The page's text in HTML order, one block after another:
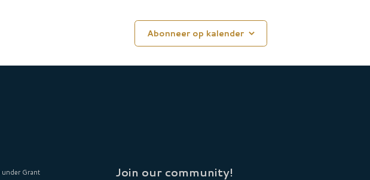
Abonneer op kalender
under Grant Join our community!